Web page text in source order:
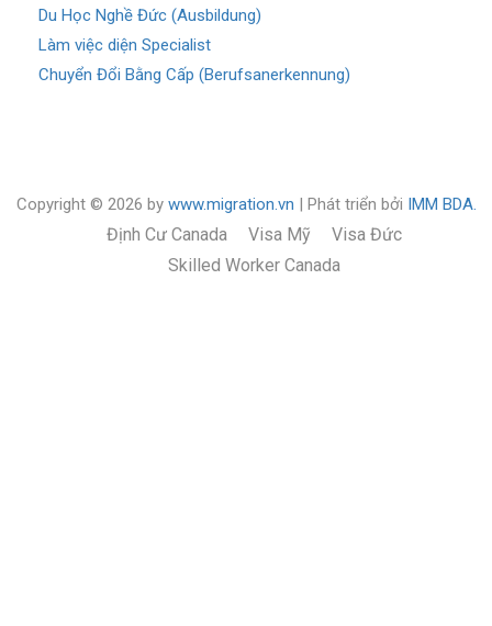
Du Học Nghề Đức (Ausbildung)
Làm việc diện Specialist
Chuyển Đổi Bằng Cấp (Berufsanerkennung)
Copyright © 2026 by www.migration.vn | Phát triển bởi IMM BDA.
Định Cư Canada Visa Mỹ
Visa Đức
Skilled Worker Canada